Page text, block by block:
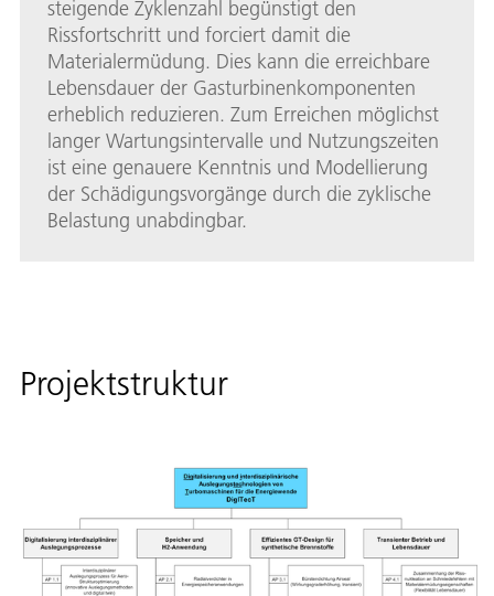
steigende Zyklenzahl begünstigt den
Rissfortschritt und forciert damit die
Materialermüdung. Dies kann die erreichbare
Lebensdauer der Gasturbinenkomponenten
erheblich reduzieren. Zum Erreichen möglichst
langer Wartungsintervalle und Nutzungszeiten
ist eine genauere Kenntnis und Modellierung
der Schädigungsvorgänge durch die zyklische
Belastung unabdingbar.
Projektstruktur